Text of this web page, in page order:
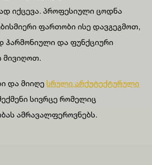
იქცევა. პროფესიული ცოდნა
ფართობი ისე დავგეგმოთ,
ჰარმონიული და ფუნქციური
მივიღოთ.
და მიიღე სრული არქუტექტურული
სივრცე რომელიც
ამრავალფეროვნებს.